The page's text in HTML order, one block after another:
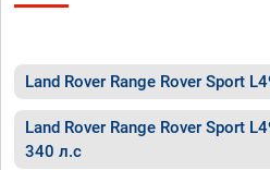
Land Rover Range Rover Sport
Land Rover Range Rover Sport
340 л.с